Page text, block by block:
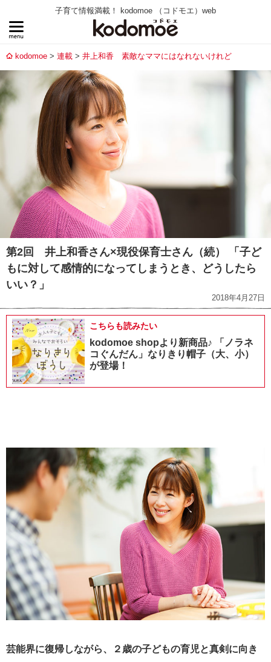
子育て情報満載！ kodomoe （コドモエ）web
kodomoe 連載 井上和香 素敵なママにはなれないけれど
第2回 井上和香さん×現役保育士さん（続） 「子ど
もに対して感情的になってしまうとき、どうしたら
いい？」
2018年4月27日
こちらも読みたい
kodomoe shopより新商品♪ 「ノラネ
コぐんだん」なりきり帽子（大、小）
が登場！
芸能界に復帰しながら、２歳の子どもの育児と真剣に向き